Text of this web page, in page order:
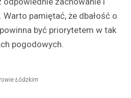
pamiętać, że dbałość o
być priorytetem w tak
pogodowych.
Łódzkim